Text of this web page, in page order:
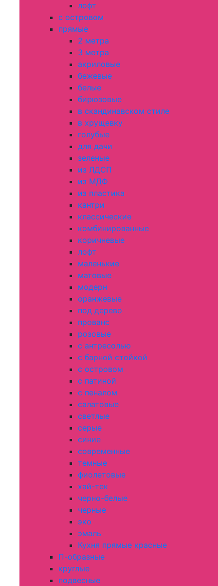
лофт
с островом
прямые
2 метра
3 метра
акриловые
бежевые
белые
бирюзовые
в скандинавском стиле
в хрущевку
голубые
для дачи
зеленые
из ЛДСП
из МДФ
из пластика
кантри
классические
комбинированные
коричневые
лофт
маленькие
матовые
модерн
оранжевые
под дерево
прованс
розовые
с антресолью
с барной стойкой
с островом
с патиной
с пеналом
салатовые
светлые
серые
синие
современные
темные
фиолетовые
хай-тек
черно-белые
черные
эко
эмаль
Кухня прямые красные
П-образные
круглые
подвесные